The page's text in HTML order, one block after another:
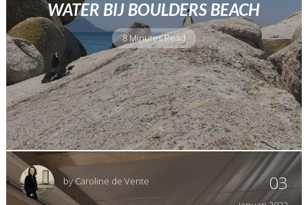
WATER BIJ BOULDERS BEACH
8 Minutes Read
byCaroline de Vente 03